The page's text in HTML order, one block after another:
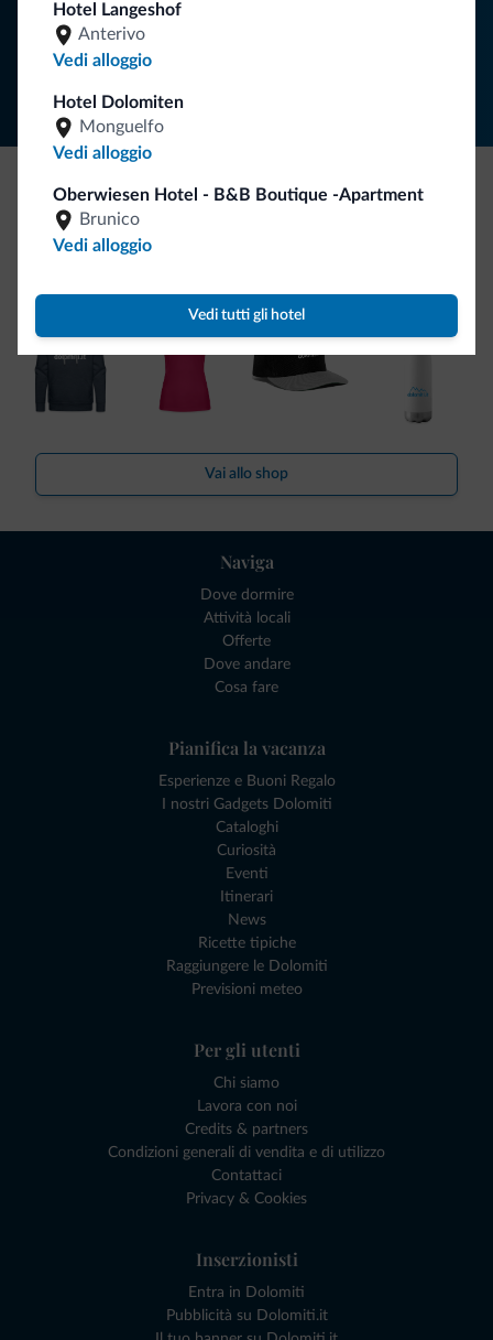
Hotel Langeshof
Anterivo
Vedi alloggio
Hotel Dolomiten
Monguelfo
Vedi alloggio
Oberwiesen Hotel - B&B Boutique -Apartment
Brunico
Vedi alloggio
Vedi tutti gli hotel
Be Original, scopri la nuova collezione
Ce l'avete chiesto in tanti. Ecco la nuova collezione firmata
Vai allo shop
Naviga
Dove dormire
Attività locali
Offerte
Dove andare
Cosa fare
Pianifica la vacanza
Esperienze e Buoni Regalo
I nostri Gadgets Dolomiti
Cataloghi
Curiosità
Eventi
Itinerari
News
Ricette tipiche
Raggiungere le Dolomiti
Previsioni meteo
Per gli utenti
Chi siamo
Lavora con noi
Credits & partners
Condizioni generali di vendita e di utilizzo
Contattaci
Privacy & Cookies
Inserzionisti
Entra in Dolomiti
Pubblicità su Dolomiti.it